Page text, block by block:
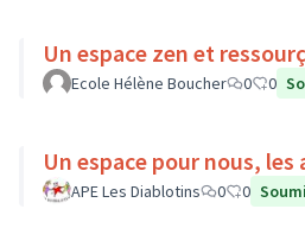
Un espace zen et
Ecole Hélène Boucher 0 0
Un espace pour nous, les
APE Les Diablotins 0 0